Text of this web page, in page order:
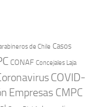
de Chile Casos
CONAF Concejales Laja
COVID-
Empresas CMPC